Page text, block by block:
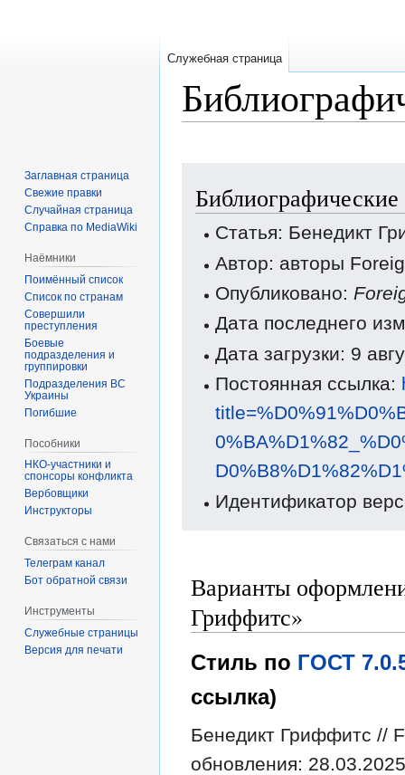
навигации
поиску
Статья: Бенедикт
Автор: авторы
Опубликовано:
Дата последнего
Дата загрузки: 9
Постоянная ссылка:
Идентификатор
Варианты
Гриффитс»
Стиль по ГОСТ
ссылка)
Бенедикт Гриффитс //
обновления:
Служебная страница
Заглавная страница
Свежие правки
Случайная страница
Справка по MediaWiki
Наёмники
Поимённый список
Список по странам
Совершили
преступления
Боевые
подразделения и
группировки
Подразделения ВС
Украины
Погибшие
Пособники
спонсоры конфликта
‏‎Вербовщики
Инструкторы
Связаться с нами
Телеграм канал
Бот обратной связи
Инструменты
Служебные страницы
Версия для печати